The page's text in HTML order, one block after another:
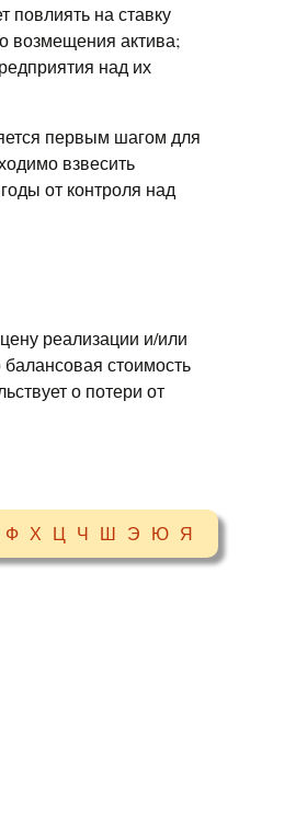
повлиять на ставку
возмещения актива;
над их
первым шагом для
взвесить
от контроля над
реализации и/или
стоимость
о потери от
Ф Х Ц Ч Ш Э Ю Я